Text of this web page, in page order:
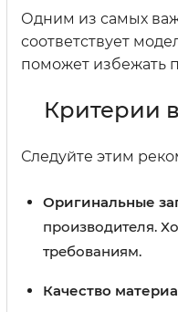
Одним из самых
соответствует
поможет избежать
Критерии
Следуйте этим
Оригинальные
производителя.
требованиям.
Качество